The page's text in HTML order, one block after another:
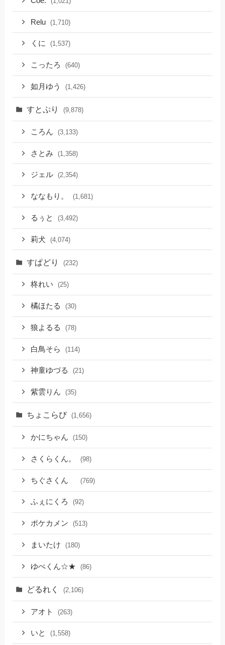
Relu (1,710)
くに (1,537)
こったろ (640)
如月ゆう (1,426)
すとぷり (9,878)
ころん (3,133)
さとみ (1,358)
ジェル (2,354)
ななもり。 (1,681)
るぅと (3,492)
莉犬 (4,074)
すぱどり (232)
柊れい (25)
橘ほたる (30)
狼よるる (78)
白鳥そら (114)
神童ゆづる (21)
紫雲りん (35)
ちょこらび (1,656)
かにちゃん (150)
さくらくん。 (98)
ちぐさくん (769)
ふぇにくろ (92)
ポケカメン (513)
まいたけ (180)
ゆぺくん☆★ (86)
どるれく (2,106)
アオト (263)
いと (1,558)